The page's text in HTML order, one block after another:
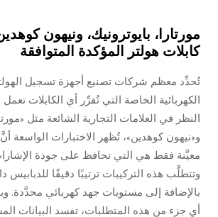
مورتارا، بايوترونيك، ونيهون
كابلات هولتر المؤكدة المتوافقة
تُحدِّد معظم شركات تصنيع أجهزة تسجيل
الكهربائية الخاصة التي تُقرِّر أي الكابلات
النظر في العلامات التجارية الشائعة مثل
و«نيهون كوهدين»، تُظهر الاختبارات الواسعة
معيَّنة فقط هي التي تحافظ على جودة
وتتطلَّب هذه التركيبات ترتيبًا دقيقًا للدبابيس
بالإضافة إلى مستويات جهد كهربائي محدَّدة.
أي جزء من هذه المتطلبات، تفسد البيانات